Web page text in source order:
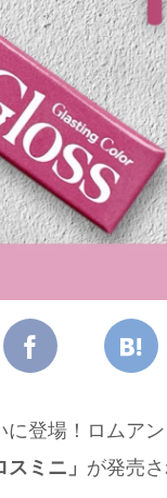
登場！ロムア
ミニ」 が発売